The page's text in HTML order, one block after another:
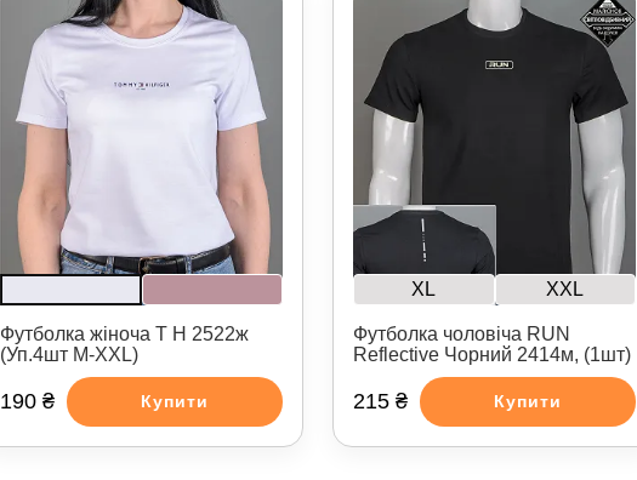
Футболка жіноча T H 2522ж
(Уп.4шт M-XXL)
190 ₴ Купити
XL XXL
Футболка чоловіча RUN
Reflective Чорний 2414м, (1шт)
215 ₴ Купити